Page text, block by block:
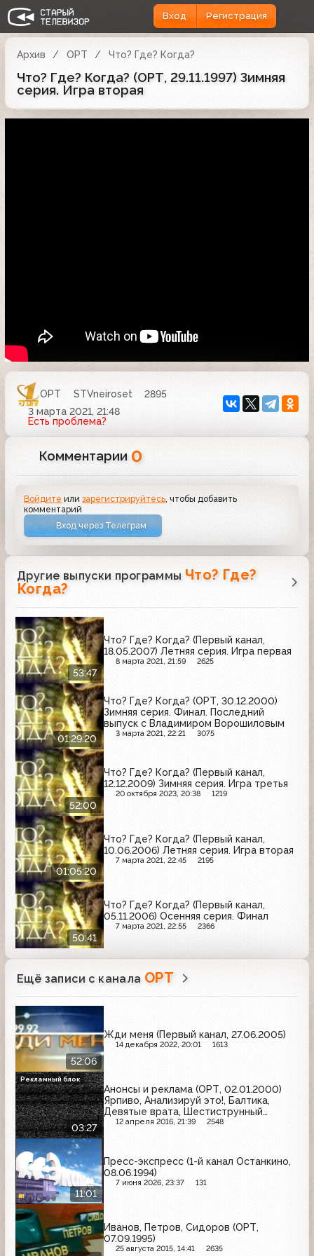
Вход Регистрация
Архив ОРТ Что? Где? Когда?
Что? Где? Когда? (ОРТ, 29.11.1997) Зимняя
серия. Игра вторая
ОРТ STVneiroset
2895
3 марта 2021, 21:48
Есть проблема?
Комментарии 0
Войдите илизарегистрируйтесь , чтобы добавить
комментарий
Вход через Телеграм
Другие выпуски программы Что? Где?
Когда?
53:47
Что? Где? Когда? (Первый канал,
18.05.2007) Летняя серия. Игра первая
8 марта 2021, 21:59 2625
01:29:20
Что? Где? Когда? (ОРТ, 30.12.2000)
Зимняя серия. Финал. Последний
выпуск с Владимиром Ворошиловым
3 марта 2021, 22:21 3075
52:00
Что? Где? Когда? (Первый канал,
12.12.2009) Зимняя серия. Игра третья
20 октября 2023, 20:38 1219
01:05:20
Что? Где? Когда? (Первый канал,
10.06.2006) Летняя серия. Игра вторая
7 марта 2021, 22:45 2195
50:41
Что? Где? Когда? (Первый канал,
05.11.2006) Осенняя серия. Финал
7 марта 2021, 22:55 2366
Ещё записи с канала ОРТ
52:06
Жди меня (Первый канал, 27.06.2005)
14 декабря 2022, 20:01 1613
03:27
Анонсы и реклама (ОРТ, 02.01.2000)
Ярпиво, Анализируй это!, Балтика,
Девятые врата, Шестиструнный
самурай
12 апреля 2016, 21:39 2548
Рекламный блок
11:01
Пресс-экспресс (1-й канал Останкино,
08.06.1994)
7 июня 2026, 23:37 131
Иванов, Петров, Сидоров (ОРТ,
07.09.1995)
25 августа 2015, 14:41 2635